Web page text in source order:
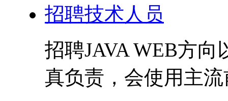
招聘技术人员
招聘JAVA WEB方
真负责，会使用主